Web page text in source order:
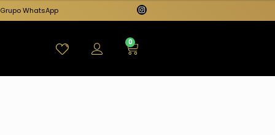
Grupo WhatsApp
0